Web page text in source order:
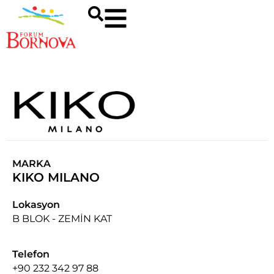
MARKA
KIKO MILANO
Lokasyon
B BLOK - ZEMİN KAT
Telefon
+90 232 342 97 88